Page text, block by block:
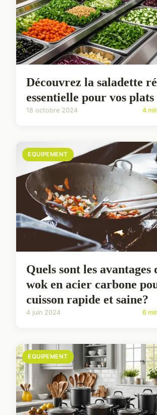
Découvrez la saladette
essentielle pour vos
18 octobre 2024 4
EQUIPEMENT
Quels sont les avantages
wok en acier carbone
cuisson rapide et saine?
4 juin 2024 6
EQUIPEMENT